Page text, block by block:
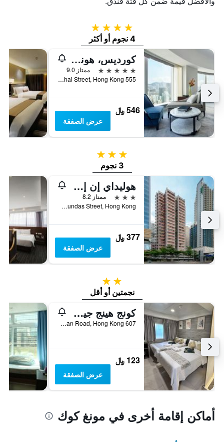
4 نجوم
4 نجوم أو أكثر
كورديس، هونج كونج
5 نجوم
ممتاز 9.0
555 Shanghai Street, Hong Kong, هونغ كونغ
546 ﷼
عرض الصفقة
3 نجوم
3 نجوم
هوليداي إن إكسبريس هونغ كونغ مونغكوك
3 نجوم
ممتاز 8.2
No.1 Dundas Street, Hong Kong, هونغ كونغ
377 ﷼
عرض الصفقة
2 نجمتين
نجمتين أو أقل
كونج هينج جيست هاوس
607 Nathan Road, Hong Kong, هونغ كونغ
123 ﷼
عرض الصفقة
أماكن إقامة أخرى في مونغ كوك